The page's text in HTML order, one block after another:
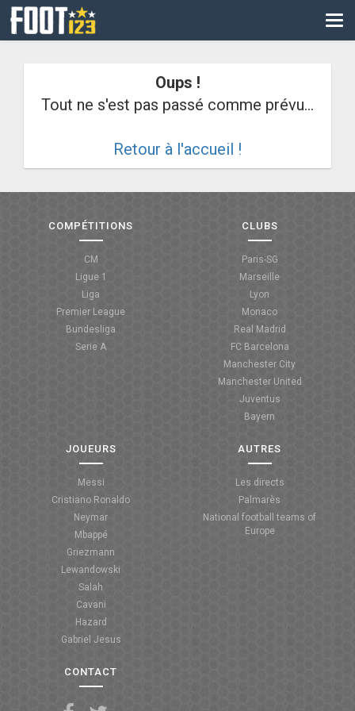
CM
COUPE DE FRANCE
COUPE DE LA LIGUE
Oups !
Tout ne s'est pas passé comme prévu...
Retour à l'accueil !
COMPÉTITIONS
CM
Ligue 1
Liga
Premier League
Bundesliga
Serie A
CLUBS
Paris-SG
Marseille
Lyon
Monaco
Real Madrid
FC Barcelona
Manchester City
Manchester United
Juventus
Bayern
JOUEURS
Messi
Cristiano Ronaldo
Neymar
Mbappé
Griezmann
Lewandowski
Salah
Cavani
Hazard
Gabriel Jesus
AUTRES
Les directs
Palmarès
National football teams of
Europe
CONTACT